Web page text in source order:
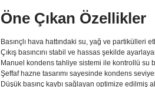
Öne Çıkan Özellikler
Basınçlı hava hattındaki su, yağ ve partikülleri
Çıkış basıncını stabil ve hassas şekilde
Manuel kondens tahliye sistemi ile kontrollü su
Şeffaf hazne tasarımı sayesinde kondens
Düşük basınç kaybı sağlayan optimize edilmiş